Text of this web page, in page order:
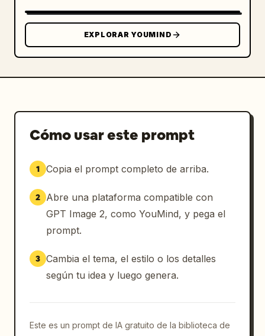
EXPLORAR YOUMIND
Cómo usar este prompt
1 Copia el prompt completo de arriba.
2
Abre una plataforma compatible con
GPT Image 2, como YouMind, y pega el
prompt.
3 Cambia el tema, el estilo o los detalles
según tu idea y luego genera.
Este es un prompt de IA gratuito de la biblioteca de